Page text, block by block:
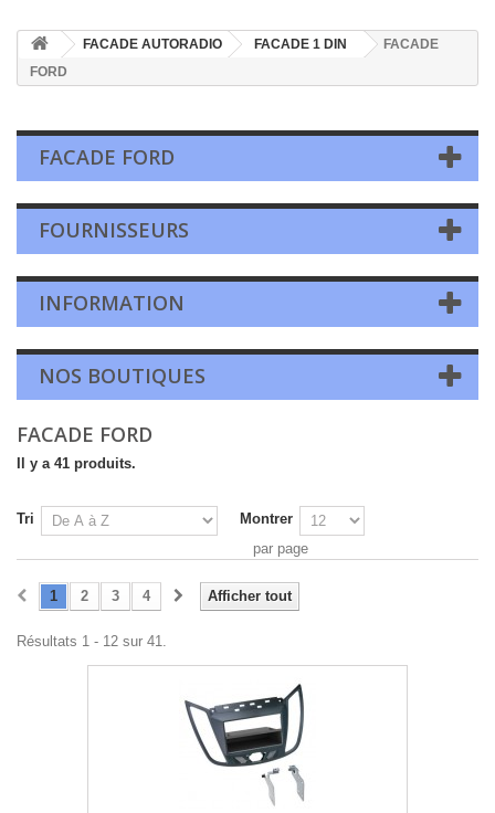
FACADE AUTORADIO FACADE 1 DIN
FACADE
FORD
FACADE FORD
FOURNISSEURS
INFORMATION
NOS BOUTIQUES
FACADE FORD
Il y a 41 produits.
Tri
Montrer
par page
Afficher tout
1 2 3 4
Résultats 1 - 12 sur 41.